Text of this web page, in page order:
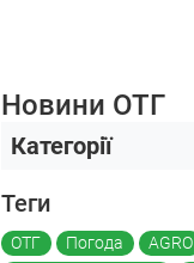
Новини ОТГ
Категорії
Теги
ОТГ Погода
AGRO